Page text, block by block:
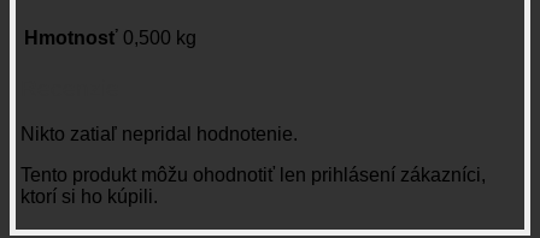
Hmotnosť 0,500 kg
Nikto zatiaľ nepridal hodnotenie.
Tento produkt môžu ohodnotiť len prihlásení zákazníci,
ktorí si ho kúpili.